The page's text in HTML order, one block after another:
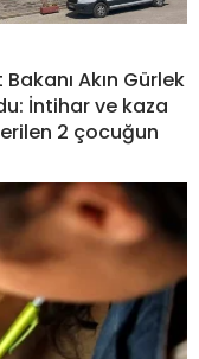
Akın Gürlek
İntihar ve kaza
2 çocuğun